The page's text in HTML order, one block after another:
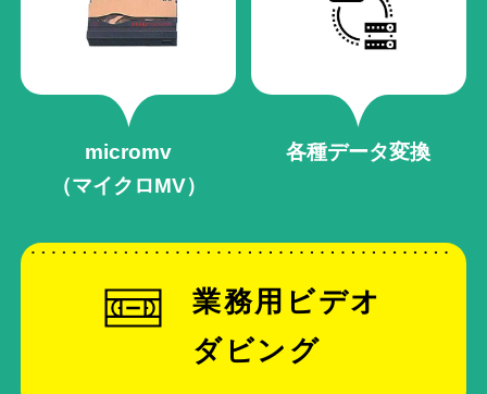
micromv
（マイクロMV）
各種データ変換
業務用ビデオ
ダビング